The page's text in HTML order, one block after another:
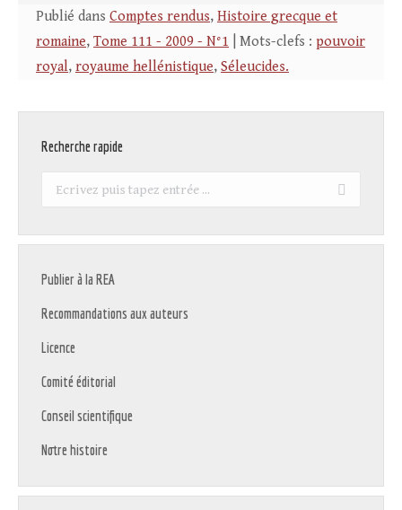
Publié dans Comptes rendus, Histoire grecque et
romaine, Tome 111 - 2009 - N°1 | Mots-clefs : pouvoir
royal, royaume hellénistique, Séleucides.
Recherche rapide
Recherche
Publier à la REA
Recommandations aux auteurs
Licence
Comité éditorial
Conseil scientifique
Notre histoire